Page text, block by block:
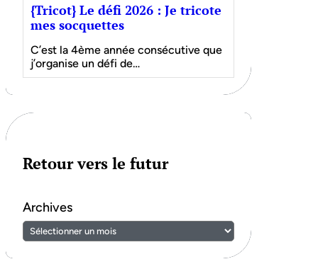
{Tricot} Le défi 2026 : Je tricote
mes socquettes
C’est la 4ème année consécutive que
j’organise un défi de…
Retour vers le futur
Archives